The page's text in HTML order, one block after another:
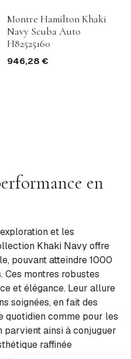
Montre Hamilton Khaki
Navy Scuba Auto
H82525160
946,28 €
en
et les
Khaki Navyoffre
pouvant atteindre 1000
Ces montres robustes
et élégance. Leur allure
soignées, en fait des
quotidien comme pour les
ainsi à conjuguer
raffinée